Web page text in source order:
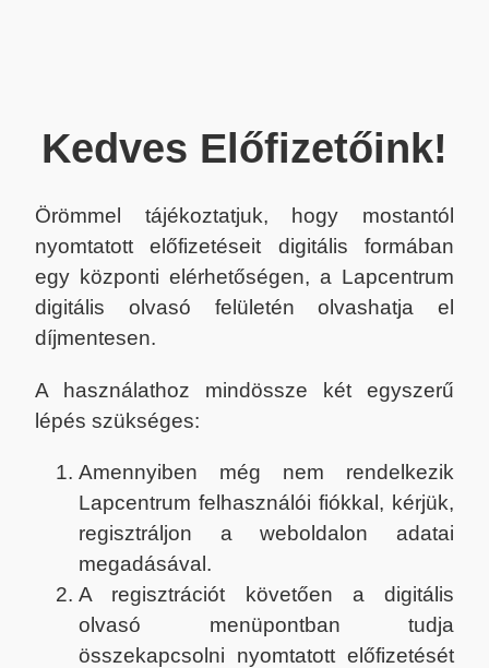
Kedves Előfizetőink!
Örömmel tájékoztatjuk, hogy mostantól
nyomtatott előfizetéseit digitális formában
egy központi elérhetőségen, a Lapcentrum
digitális olvasó felületén olvashatja el
díjmentesen.
A használathoz mindössze két egyszerű
lépés szükséges:
Amennyiben még nem rendelkezik
Lapcentrum felhasználói fiókkal, kérjük,
regisztráljon a weboldalon adatai
megadásával.
A regisztrációt követően a digitális
olvasó menüpontban tudja
összekapcsolni nyomtatott előfizetését